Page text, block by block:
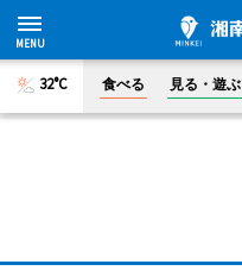
32°C 食べる 見る・遊ぶ